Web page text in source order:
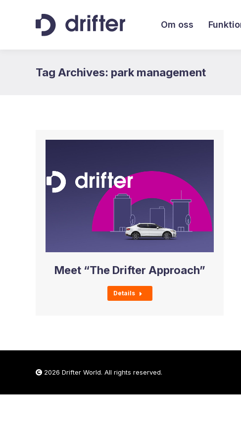
Om oss
Tag Archives: park management
Meet “The Drifter Approach”
Details
2026 Drifter World. All rights reserved.